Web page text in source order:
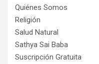
Quiénes Somos
Religión
Salud Natural
Sathya Sai Baba
Suscripción Gratuita